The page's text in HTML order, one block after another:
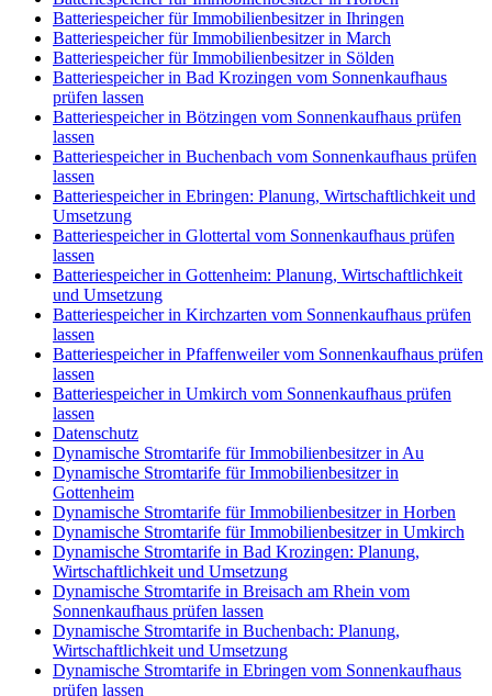
Batteriespeicher für Immobilienbesitzer in Ihringen
Batteriespeicher für Immobilienbesitzer in March
Batteriespeicher für Immobilienbesitzer in Sölden
Batteriespeicher in Bad Krozingen vom Sonnenkaufhaus
prüfen lassen
Batteriespeicher in Bötzingen vom Sonnenkaufhaus prüfen
lassen
Batteriespeicher in Buchenbach vom Sonnenkaufhaus prüfen
lassen
Batteriespeicher in Ebringen: Planung, Wirtschaftlichkeit und
Umsetzung
Batteriespeicher in Glottertal vom Sonnenkaufhaus prüfen
lassen
Batteriespeicher in Gottenheim: Planung, Wirtschaftlichkeit
und Umsetzung
Batteriespeicher in Kirchzarten vom Sonnenkaufhaus prüfen
lassen
Batteriespeicher in Pfaffenweiler vom Sonnenkaufhaus prüfen
lassen
Batteriespeicher in Umkirch vom Sonnenkaufhaus prüfen
lassen
Datenschutz
Dynamische Stromtarife für Immobilienbesitzer in Au
Dynamische Stromtarife für Immobilienbesitzer in
Gottenheim
Dynamische Stromtarife für Immobilienbesitzer in Horben
Dynamische Stromtarife für Immobilienbesitzer in Umkirch
Dynamische Stromtarife in Bad Krozingen: Planung,
Wirtschaftlichkeit und Umsetzung
Dynamische Stromtarife in Breisach am Rhein vom
Sonnenkaufhaus prüfen lassen
Dynamische Stromtarife in Buchenbach: Planung,
Wirtschaftlichkeit und Umsetzung
Dynamische Stromtarife in Ebringen vom Sonnenkaufhaus
prüfen lassen